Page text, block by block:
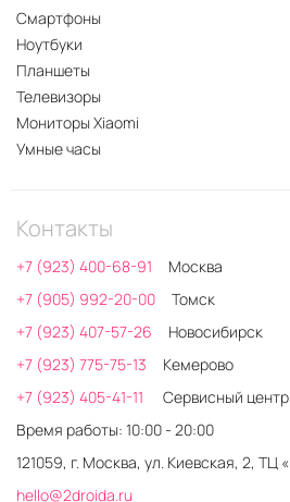
Смартфоны
Ноутбуки
Планшеты
Телевизоры
Мониторы Xiaomi
Умные часы
Контакты
+7 (923) 400-68-91
Москва
+7 (905) 992-20-00
Томск
+7 (923) 407-57-26
Новосибирск
+7 (923) 775-75-13
Кемерово
+7 (923) 405-41-11
Сервисный центр
Время работы: 10:00 - 20:00
121059, г. Москва, ул. Киевская, 2, ТЦ
hello@2droida.ru